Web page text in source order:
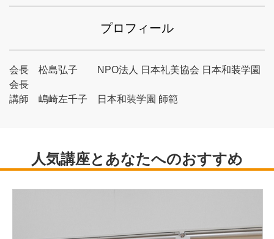
プロフィール
会長 松島弘子 NPO法人 日本礼美協会 日本和装学園
会長
講師 嶋崎左千子 日本和装学園 師範